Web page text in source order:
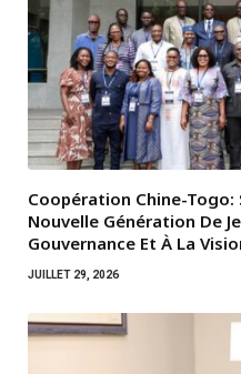
Coopération Chine-Togo:
Nouvelle Génération De
Gouvernance Et À La
JUILLET 29, 2026